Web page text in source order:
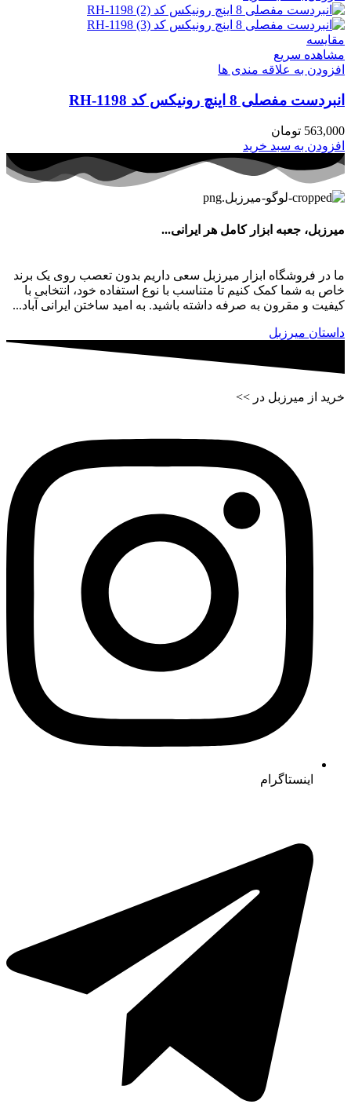
مقایسه
مشاهده سریع
افزودن به علاقه مندی ها
انبردست مفصلی 8 اینچ رونیکس کد RH-1198
563,000 تومان
افزودن به سبد خرید
میرزبل، جعبه ابزار کامل هر ایرانی...
ما در فروشگاه ابزار میرزبل سعی داریم بدون تعصب روی یک برند
خاص به شما کمک کنیم تا متناسب با نوع استفاده خود، انتخابی با
کیفیت و مقرون به صرفه داشته باشید. به امید ساختن ایرانی آباد...
داستان میرزبل
خرید از میرزبل در >>
اینستاگرام